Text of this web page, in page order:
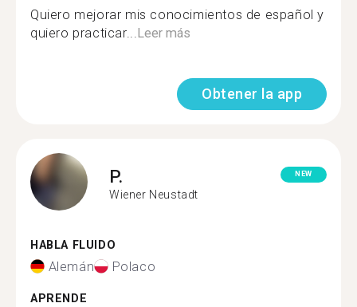
Quiero mejorar mis conocimientos de español y
quiero practicar...Leer más
Obtener la app
P.
Wiener Neustadt
NEW
HABLA FLUIDO
Alemán Polaco
APRENDE